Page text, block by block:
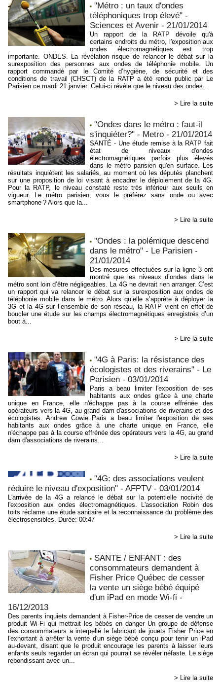
"Métro : un taux d'ondes
téléphoniques trop élevé" -
Sciences et Avenir - 21/01/2014
Un rapport de la RATP dévoile qu'à
certains endroits du métro, l'exposition aux
ondes électromagnétiques est trop
importante. ONDES. La révélation risque de relancer le débat sur la
surexposition des personnes aux ondes de téléphonie mobile. Un
rapport commandé par le Comité d’hygiène, de sécurité et des
conditions de travail (CHSCT) de la RATP a été rendu public par Le
Parisien ce mardi 21 janvier. Celui-ci révèle que le niveau des ondes...
> Lire la suite
"Ondes dans le métro : faut-il
s'inquiéter?" - Metro - 21/01/2014
SANTÉ - Une étude remise à la RATP fait
état de niveaux d'ondes
électromagnétiques parfois plus élevés
dans le métro parisien qu'en surface. Les
résultats inquiètent les salariés, au moment où les députés planchent
sur une proposition de loi visant à encadrer le déploiement de la 4G.
Pour la RATP, le niveau constaté reste très inférieur aux seuils en
vigueur. Le métro parisien, vous le préférez sans onde ou avec
smartphone ? Alors que la...
> Lire la suite
"Ondes : la polémique descend
dans le métro" - Le Parisien -
21/01/2014
Des mesures effectuées sur la ligne 3 ont
montré que les niveaux d’ondes dans le
métro sont loin d’être négligeables. La 4G ne devrait rien arranger. C’est
un rapport qui va relancer le débat sur la surexposition aux ondes de
téléphonie mobile dans le métro. Alors qu’elle s’apprête à déployer la
3G et la 4G sur l’ensemble de son réseau, la RATP vient en effet de
boucler une étude sur les champs électromagnétiques enregistrés d’un
bout à...
> Lire la suite
"4G à Paris: la résistance des
écologistes et des riverains" - Le
Parisien - 03/01/2014
Paris a beau limiter l'exposition de ses
habitants aux ondes grâce à une charte
unique en France, elle n'échappe pas à la course effrénée des
opérateurs vers la 4G, au grand dam d'associations de riverains et des
écologistes. Andrew Cowie Paris a beau limiter l'exposition de ses
habitants aux ondes grâce à une charte unique en France, elle
n'échappe pas à la course effrénée des opérateurs vers la 4G, au grand
dam d'associations de riverains...
> Lire la suite
"4G: des associations veulent
réduire le niveau d'exposition" - AFPTV - 03/01/2014
L'arrivée de la 4G a relancé le débat sur la potentielle nocivité de
l'exposition aux ondes électromagnétiques. L'association Robin des
toits réclame une étude sanitaire et la reconnaissance du problème des
électrosensibles. Durée: 00:47
> Lire la suite
SANTE / ENFANT : des
consommateurs demandent à
Fisher Price Québec de cesser
la vente un siège bébé équipé
d'un iPad en mode Wi-fi -
16/12/2013
Des parents inquiets demandent à Fisher-Price de cesser de vendre un
produit Wi-Fi qui mettrait les bébés en danger Un groupe de défense
des consommateurs a interpellé le fabricant de jouets Fisher Price en
l'exhortant à arrêter la vente d'un siège bébé conçu pour tenir un iPad
au-devant, disant que le produit encourage les parents à laisser leurs
enfants seuls regarder un écran qui pourrait se révéler néfaste. Le siège
rebondissant avec un...
> Lire la suite